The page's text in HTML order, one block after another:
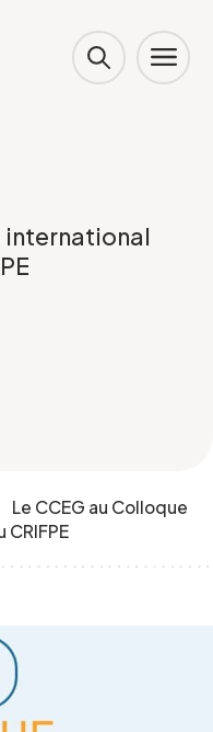
Le CCEG au Colloque
international